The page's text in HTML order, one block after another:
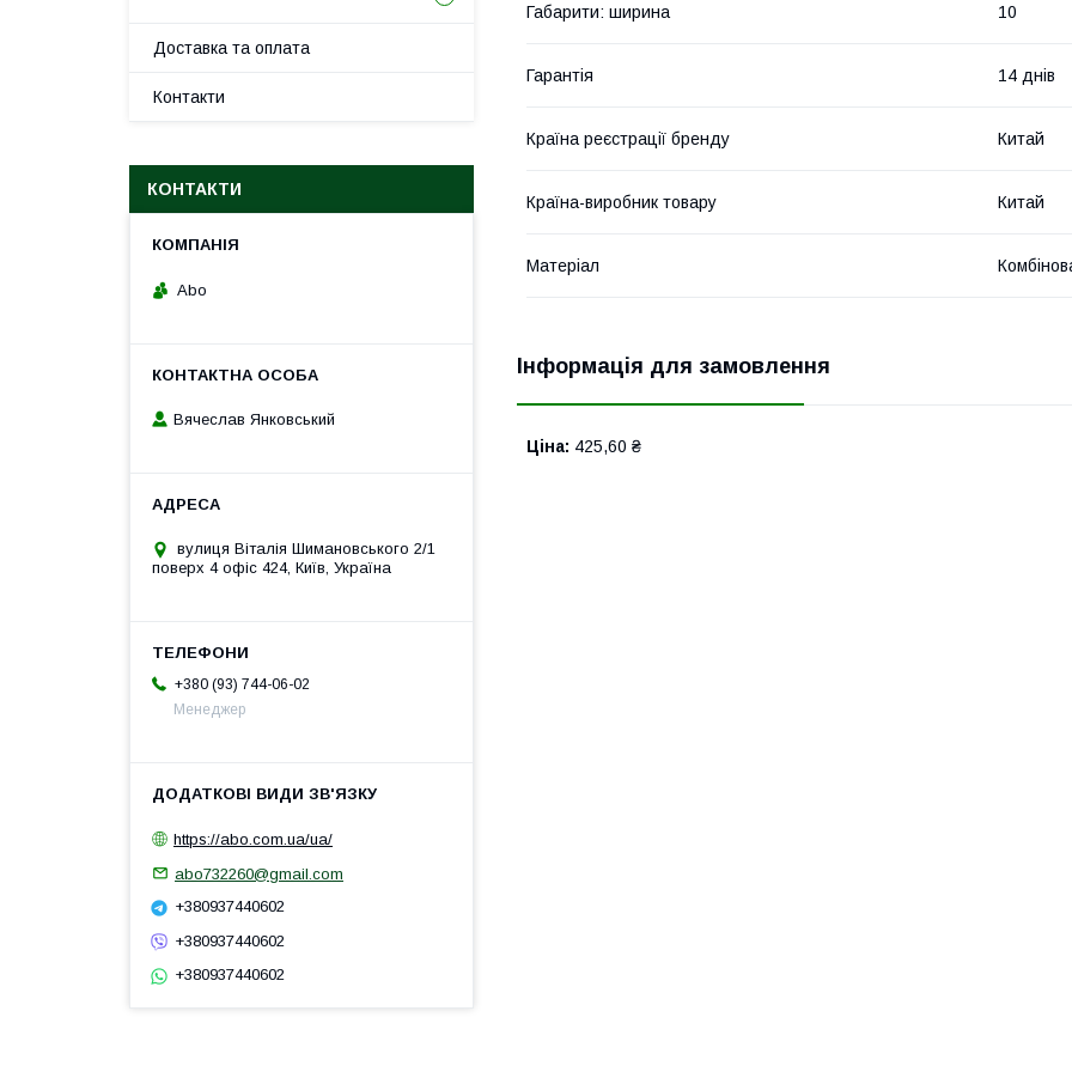
Габарити: ширина 10
Гарантія 14 днів
Країна реєстрації бренду Китай
Країна-виробник товару Китай
Матеріал
Інформація для замовлення
Ціна: 425,60 ₴
Доставка та оплата
Контакти
КОНТАКТИ
Abo
Вячеслав Янковський
вулиця Віталія Шимановського 2/1
поверх 4 офіс 424, Київ, Україна
+380 (93) 744-06-02
Менеджер
https://abo.com.ua/ua/
abo732260@gmail.com
+380937440602
+380937440602
+380937440602